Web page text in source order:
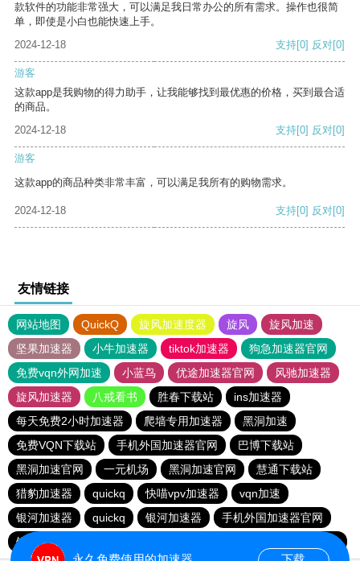
款软件的功能非常强大，可以满足我日常办公的所有需求。操作也很简
单，即使是小白也能快速上手。
2024-12-18
支持[0] 反对[0]
游客
这款app是我购物的得力助手，让我能够找到最优惠的价格，买到最合适
的商品。
2024-12-18
支持[0] 反对[0]
游客
这款app的商品种类非常丰富，可以满足我所有的购物需求。
2024-12-18 支持[0] 反对[0]
友情链接
网站地图 QuickQ 旋风加速度器 旋风
旋风加速
坚果加速器
小牛加速器 tiktok加速器
狗急加速器官网
免费vqn外网加速
小蓝鸟 优途加速器官网
风驰加速器
旋风加速器
八戒看书 胜春下载站
ins加速器
每天免费2小时加速器
爬墙专用加速器
黑洞加速
免费VQN下载站
手机外国加速器官网
巴博下载站
黑洞加速官网
一元机场 黑洞加速官网
慧通下载站
猎豹加速器
quickq 快喵vpv加速器
vqn加速
银河加速器
quickq 银河加速器
手机外国加速器官网
银河加速器
DISBAO下载站